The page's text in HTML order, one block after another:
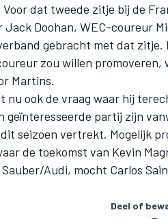
dat tweede zitje bij de
Jack Doohan, WEC-coureur
gebracht met dat
zou willen
Martins.
nu ook de vraag waar hij
geïnteresseerde partij zijn
seizoen vertrekt. Mogelijk
de toekomst van Kevin
Sauber/Audi, mocht Carlos
Deel of